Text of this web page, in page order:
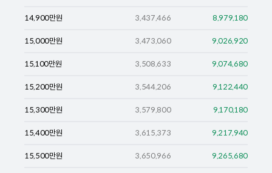
14,900만원 3,437,466 8,979,180
15,000만원 3,473,060 9,026,920
15,100만원 3,508,633 9,074,680
15,200만원 3,544,206 9,122,440
15,300만원 3,579,800 9,170,180
15,400만원 3,615,373 9,217,940
15,500만원 3,650,966 9,265,680